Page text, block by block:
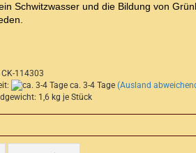
Schwitzwasser und die Bildung von
114303
ca. 3-4 Tage (Ausland
1,6 kg je Stück